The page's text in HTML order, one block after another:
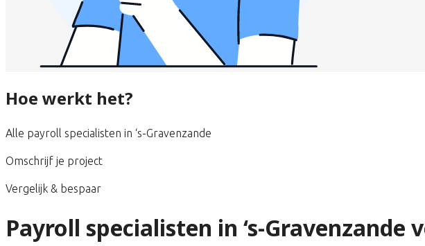
Hoe werkt het?
Alle payroll specialisten in ‘s-Gravenzande
Omschrijf je project
Vergelijk & bespaar
Payroll specialisten in ‘s-Gravenzande